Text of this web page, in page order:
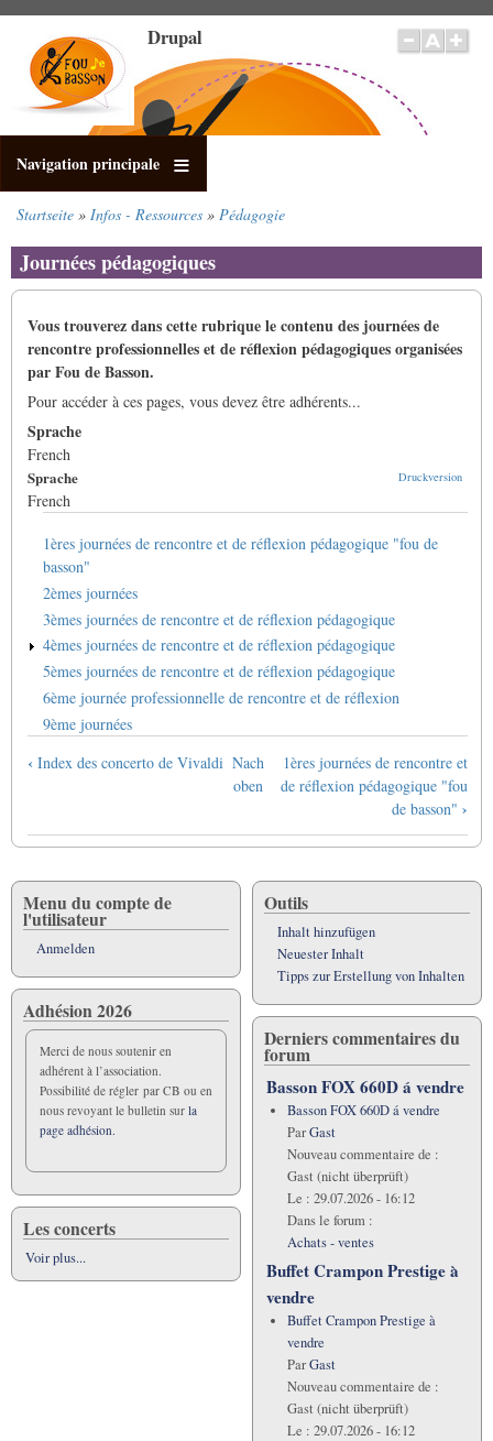
Inhalt
Drupal
Navigation principale
Startseite Infos - Ressources Pédagogie
Journées pédagogiques
Vous trouverez dans cette rubrique le contenu des journées de
rencontre professionnelles et de réflexion pédagogiques organisées
par Fou de Basson.
Pour accéder à ces pages, vous devez être adhérents...
Sprache
French
Druckversion
Sprache
French
1ères journées de rencontre et de réflexion pédagogique "fou de
basson"
2èmes journées
3èmes journées de rencontre et de réflexion pédagogique
4èmes journées de rencontre et de réflexion pédagogique
5èmes journées de rencontre et de réflexion pédagogique
6ème journée professionnelle de rencontre et de réflexion
9ème journées
Links
Blättern
im
Buch
Journées
pédagogiques
‹ Index des concerto de Vivaldi Nach
oben
1ères journées de rencontre et
de réflexion pédagogique "fou
de basson" ›
Menu du compte de
l'utilisateur
Anmelden
Adhésion 2026
Merci de nous soutenir en
adhérent à l’association.
Possibilité de régler par CB ou en
nous revoyant le bulletin sur la
page adhésion.
Les concerts
Voir plus...
Outils
Inhalt hinzufügen
Neuester Inhalt
Tipps zur Erstellung von Inhalten
Derniers commentaires du
forum
Basson FOX 660D á vendre
Basson FOX 660D á vendre
ParGast
Nouveau commentaire de :
Gast (nicht überprüft)
Le : 29.07.2026 - 16:12
Dans le forum :
Achats - ventes
Buffet Crampon Prestige à
vendre
Buffet Crampon Prestige à
vendre
ParGast
Nouveau commentaire de :
Gast (nicht überprüft)
Le : 29.07.2026 - 16:12